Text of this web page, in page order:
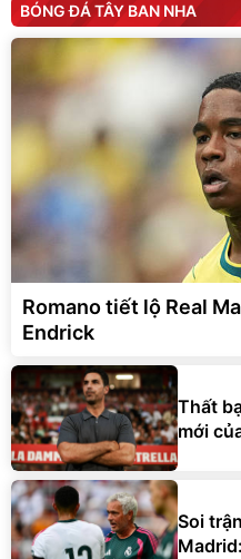
BÓNG ĐÁ TÂY BAN NHA
Romano tiết lộ Real
Endrick
Thất
mới
Soi